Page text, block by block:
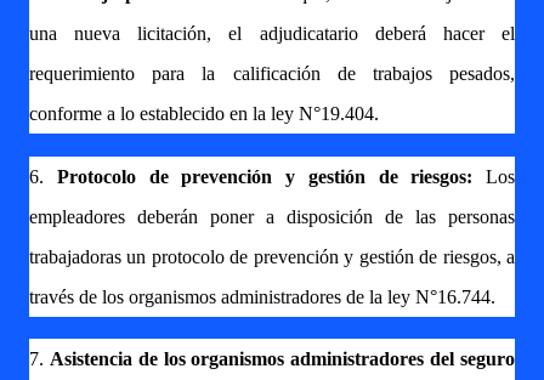
una nueva licitación, el adjudicatario deberá hacer el
requerimiento para la calificación de trabajos pesados,
conforme a lo establecido en la ley N°19.404.
6. Protocolo de prevención y gestión de riesgos: Los
empleadores deberán poner a disposición de las personas
trabajadoras un protocolo de prevención y gestión de riesgos, a
través de los organismos administradores de la ley N°16.744.
7. Asistencia de los organismos administradores del seguro